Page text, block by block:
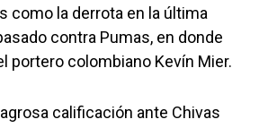
como la derrota en la última
contra Pumas, en donde
portero colombiano Kevín Mier.
calificación ante Chivas